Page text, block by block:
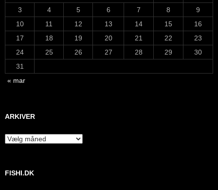
3
4 5 6 7 8
9
10
11 12 13 14 15
16
17
18 19 20 21 22
23
24
25 26 27 28 29
30
31
« mar
ARKIVER
Arkiver
FISHI.DK